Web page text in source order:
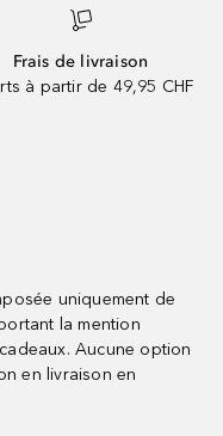
Frais de livraison
à partir de 49,95 CHF
uniquement de
la mention
Aucune option
en livraison en